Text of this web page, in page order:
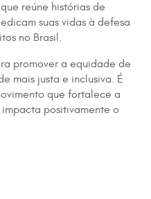
reúne histórias de
suas vidas à defesa
no Brasil.
promover a equidade de
mais justa e inclusiva. É
que fortalece a
positivamente o